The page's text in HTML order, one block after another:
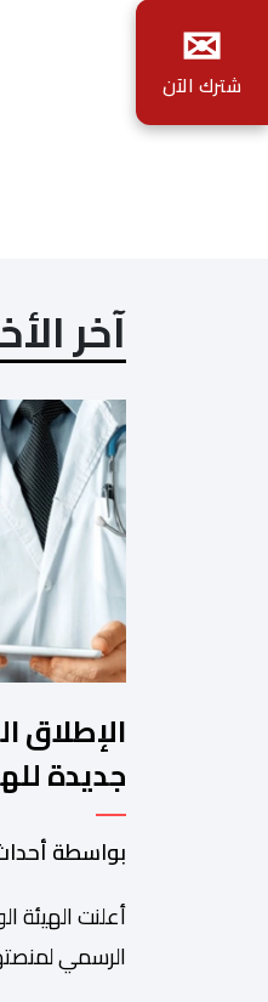
آخر
جديدة
والأطباء
بواسطة
أعلنت الهيئة
الرسمي
✉
شترك الآن